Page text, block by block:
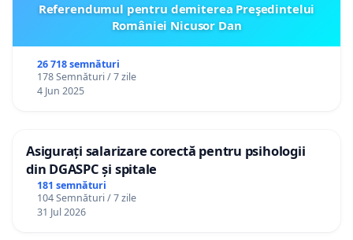
Referendumul pentru demiterea Preşedintelui
României Nicusor Dan
26 718 semnături
178 Semnături / 7 zile
4 Jun 2025
Asigurați salarizare corectă pentru psihologii
din DGASPC și spitale
181 semnături
104 Semnături / 7 zile
31 Jul 2026